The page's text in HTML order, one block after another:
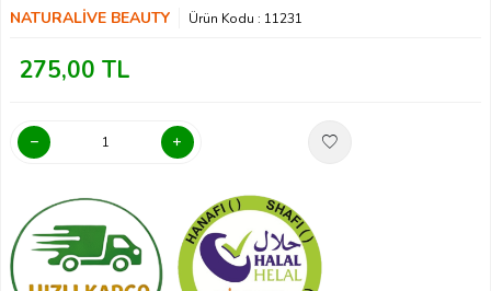
NATURALİVE BEAUTY Ürün Kodu : 11231
275,00 TL